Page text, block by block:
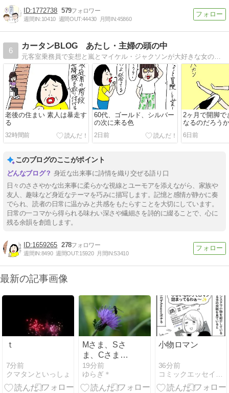
1772738 579
週間IN:10410 週間OUT:44430 月間IN:45860
6
カータンBLOG あたし・主婦の頭の中
元客室乗務員で妄想と嵐とマイケル・ジャクソンが大好きな女の古（こ）。羞恥心を失った今、赤裸々に超ヘタくそな絵であたしの頭の中を綴ってます。
老後の住まい 素人は暴走す
る
32時間前
60代、ゴールド、シルバー
の次に来る色
2日前
2ヶ月で開脚で
なるのだろう
6日前
このブログのここがポイント
身近な出来事に詩情を織り交ぜる語り口
日々のささやかな出来事に柔らかな視線とユーモアを添えながら、家族や
友人、趣味など身近なテーマを巧みに描写します。記憶と感情が静かに奏
でられ、読者の日常に温かみと共感をもたらすことを大切にしています。
日常の一コマから得られる味わい深さや繊細さを詩的に綴ることで、心に
残る余韻を創造します。
1659265 278
週間IN:8490 週間OUT:15920 月間IN:53410
最新の記事画像
ｔ
7分前
クマタンといっしょ
Mさま、Sさ
ま、Cさま、R
さまへ 私信
（拍手コメン
トへのお返事
19分前
ゆらぎ＊
小物ロマン
36分前